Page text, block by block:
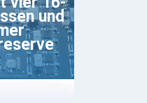
und